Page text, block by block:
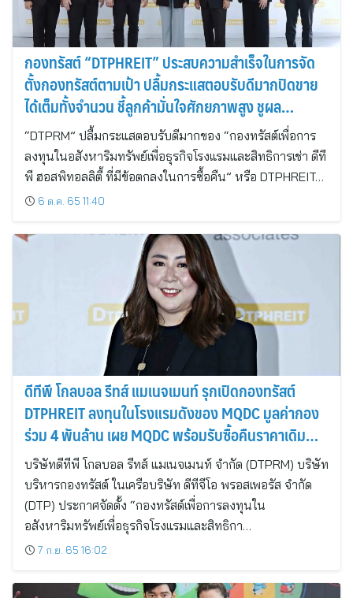
กองทรัสต์ “DTPHREIT” ประสบความสำเร็จในการจัด
ตั้งกองทรัสต์ตามเป้า ปลื้มกระแสตอบรับดีมากปิดขาย
ได้เต็มทั้งจำนวน ชี้ลูกค้ามั่นใจศักยภาพสูง ชูผล
ตอบแทนสูง 7% ต่อปี
“DTPRM” ปลื้มกระแสตอบรับดีมากของ “กองทรัสต์เพื่อการ
ลงทุนในอสังหาริมทรัพย์เพื่อธุรกิจโรงแรมและสิทธิการเช่า ดีที
พี ฮอสพิทอลลิตี้ ที่มีข้อตกลงในการซื้อคืน” หรือ DTPHREIT…
6 ต.ค. 65 11:40
ดีทีพี โกลบอล รีทส์ แมเนจเมนท์ รุกเปิดกองทรัสต์
DTPHREIT ลงทุนในโรงแรมดังของ MQDC มูลค่ากอง
ร่วม 4 พันล้าน เผย MQDC พร้อมรับซื้อคืนราคาเดิม
หลังปิดกอง มั่นใจศักยภาพแข็งแกร่ง
บริษัทดีทีพี โกลบอล รีทส์ แมเนจเมนท์ จำกัด (DTPRM) บริษัท
บริหารกองทรัสต์ ในเครือบริษัท ดีทีจีโอ พรอสเพอรัส จำกัด
(DTP) ประกาศจัดตั้ง “กองทรัสต์เพื่อการลงทุนใน
อสังหาริมทรัพย์เพื่อธุรกิจโรงแรมและสิทธิกา…
7 ก.ย. 65 16:02